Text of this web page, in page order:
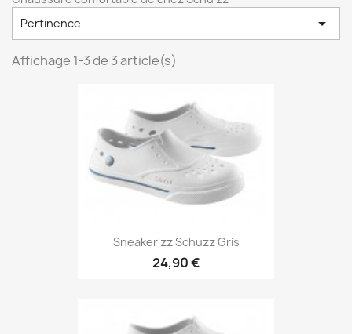
Pertinence

Affichage 1-3 de 3 article(s)
Sneaker'zz Schuzz Gris
24,90 €